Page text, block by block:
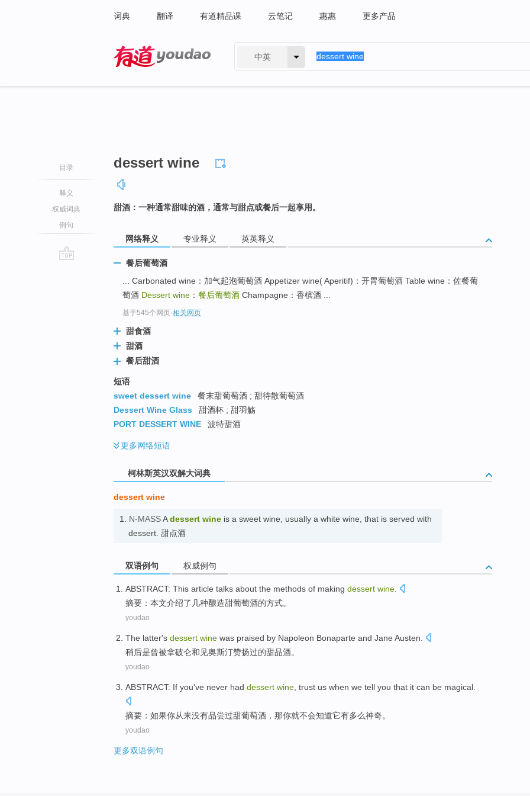
词典 翻译 有道精品课 云笔记 惠惠 更多产品
中英
目录
释义
权威词典
例句
dessert wine
甜酒：一种通常甜味的酒，通常与甜点或餐后一起享用。
网络释义 专业释义 英英释义
餐后葡萄酒
... Carbonated wine：加气起泡葡萄酒 Appetizer wine( Aperitif)：开胃葡萄酒 Table wine：佐餐葡
萄酒 Dessert wine ： 餐后葡萄酒 Champagne：香槟酒 ...
基于545个网页-相关网页
甜食酒
甜酒
餐后甜酒
短语
sweet dessert wine
餐末甜葡萄酒 ; 甜待散葡萄酒
Dessert Wine Glass
甜酒杯 ; 甜羽觞
PORT DESSERT WINE
波特甜酒
更多网络短语
柯林斯英汉双解大词典
dessert wine
1. N-MASSAdessert wine is a sweet wine, usually a white wine, that is served with
dessert. 甜点酒
双语例句 权威例句
ABSTRACT: This article talks about the methods of making dessert wine.
摘要 ： 本文介绍了 几种酿造甜葡萄酒的方式。
youdao
The latter's dessert wine was praised by Napoleon Bonaparte and Jane Austen
稍后是曾被拿破仑和 见奥斯汀赞扬过的甜品酒。
youdao
ABSTRACT: If you've never had dessert wine , trust us when we tell you that it can be magical
摘要 ： 如果你从来没有品尝过甜葡萄酒 ， 那你就不会知道它有多么神奇。
youdao
更多双语例句